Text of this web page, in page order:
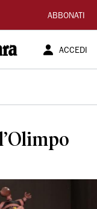
ABBONATI
ACCEDI